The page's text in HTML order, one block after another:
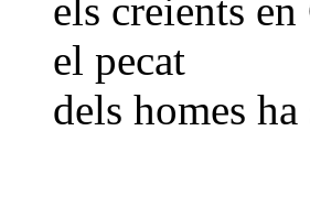
els creients
el pecat
dels homes ha